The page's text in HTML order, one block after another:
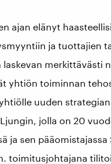
ajan elänyt
ja tuottajien
merkittävästi
yhtiön toiminnan
uuden
jolla on 20
ja sen
toimitusjohtajana